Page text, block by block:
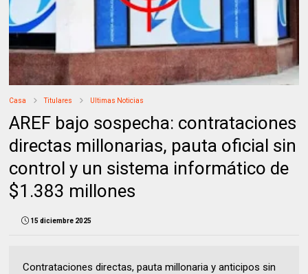
Casa Titulares Ultimas Noticias
AREF bajo sospecha: contrataciones
directas millonarias, pauta oficial sin
control y un sistema informático de
$1.383 millones
15 diciembre 2025
Contrataciones directas, pauta millonaria y anticipos sin